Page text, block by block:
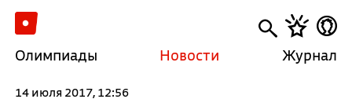
Олимпиады Новости Журнал
14 июля 2017, 12:56